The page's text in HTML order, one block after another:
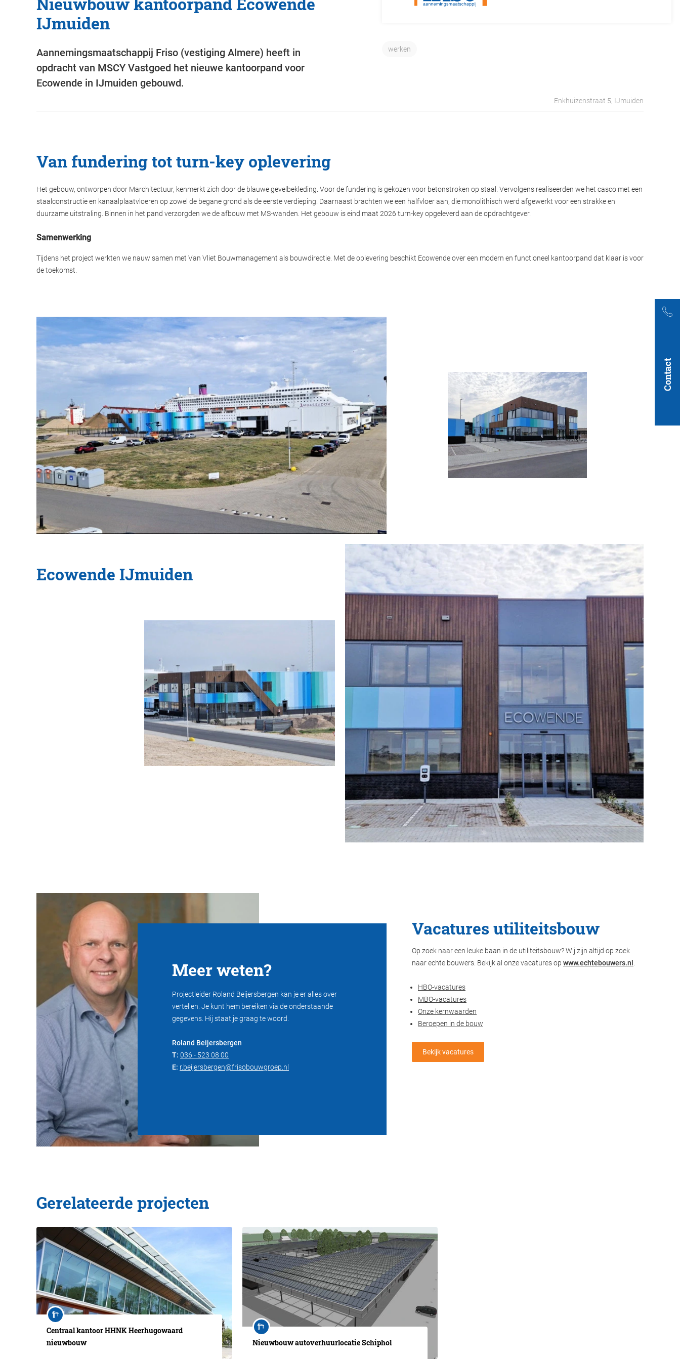
Contact
werken
IJmuiden
Aannemingsmaatschappij Friso (vestiging Almere) heeft in
opdracht van MSCY Vastgoed het nieuwe kantoorpand voor
Ecowende in IJmuiden gebouwd.
Enkhuizenstraat 5, IJmuiden
Van fundering tot turn-key oplevering
Het gebouw, ontworpen door Marchitectuur, kenmerkt zich door de blauwe gevelbekleding. Voor de fundering is gekozen voor betonstroken op staal. Vervolgens realiseerden we het casco met een
staalconstructie en kanaalplaatvloeren op zowel de begane grond als de eerste verdieping. Daarnaast brachten we een halfvloer aan, die monolithisch werd afgewerkt voor een strakke en
duurzame uitstraling. Binnen in het pand verzorgden we de afbouw met MS-wanden. Het gebouw is eind maat 2026 turn-key opgeleverd aan de opdrachtgever.
Samenwerking
Tijdens het project werkten we nauw samen met Van Vliet Bouwmanagement als bouwdirectie. Met de oplevering beschikt Ecowende over een modern en functioneel kantoorpand dat klaar is voor
de toekomst.
Ecowende IJmuiden
Meer weten?
Projectleider Roland Beijersbergen kan je er alles over
vertellen. Je kunt hem bereiken via de onderstaande
gegevens. Hij staat je graag te woord.
Roland Beijersbergen
T: 036 - 523 08 00
E: r.beijersbergen@frisobouwgroep.nl
Vacatures utiliteitsbouw
Op zoek naar een leuke baan in de utiliteitsbouw? Wij zijn altijd op zoek
naar echte bouwers. Bekijk al onze vacatures op www.echtebouwers.nl
HBO-vacatures
MBO-vacatures
Onze kernwaarden
Beroepen in de bouw
Bekijk vacatures
Gerelateerde projecten
Centraal kantoor HHNK Heerhugowaard
nieuwbouw
Nieuwbouw autoverhuurlocatie Schiphol